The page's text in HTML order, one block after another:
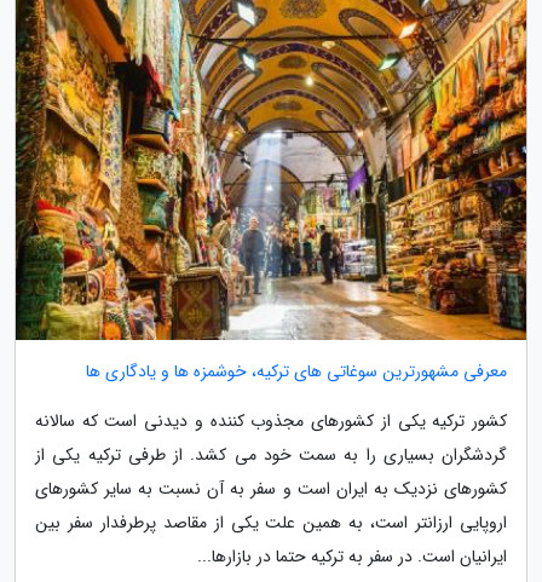
معرفی مشهورترین سوغاتی های ترکیه، خوشمزه ها و یادگاری ها
کشور ترکیه یکی از کشورهای مجذوب کننده و دیدنی است که سالانه
گردشگران بسیاری را به سمت خود می کشد. از طرفی ترکیه یکی از
کشورهای نزدیک به ایران است و سفر به آن نسبت به سایر کشورهای
اروپایی ارزانتر است، به همین علت یکی از مقاصد پرطرفدار سفر بین
ایرانیان است. در سفر به ترکیه حتما در بازارها...